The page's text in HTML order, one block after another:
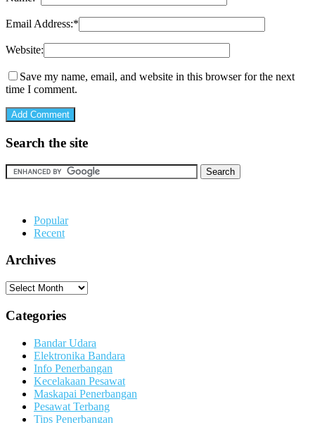
Email Address:*
Website:
Save my name, email, and website in this browser for the next
time I comment.
Search the site
Popular
Recent
Archives
Archives
Categories
Bandar Udara
Elektronika Bandara
Info Penerbangan
Kecelakaan Pesawat
Maskapai Penerbangan
Pesawat Terbang
Tips Penerbangan